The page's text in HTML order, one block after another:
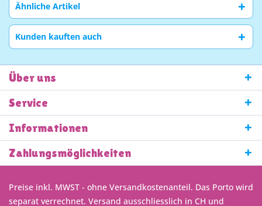
Ähnliche Artikel
Kunden kauften auch
Über uns
Service
Informationen
Zahlungsmöglichkeiten
Preise inkl. MWST - ohne Versandkostenanteil. Das Porto wird
separat verrechnet. Versand ausschliesslich in CH und